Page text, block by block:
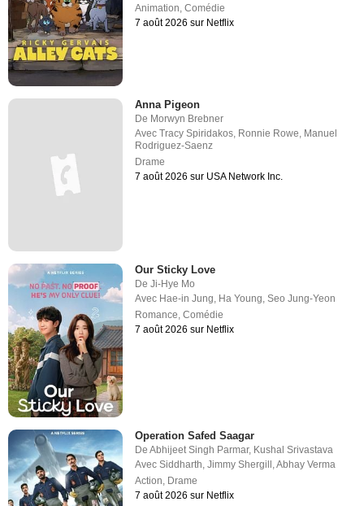
Animation ,Comédie
7 août 2026 sur Netflix
Anna Pigeon
De Morwyn Brebner
AvecTracy Spiridakos, Ronnie Rowe, Manuel
Rodriguez-Saenz
Drame
7 août 2026 sur USA Network Inc.
Our Sticky Love
DeJi-Hye Mo
Avec Hae-in Jung, Ha Young,Seo Jung-Yeon
Romance,Comédie
7 août 2026 sur Netflix
Operation Safed Saagar
DeAbhijeet Singh Parmar, Kushal Srivastava
AvecSiddharth ,Jimmy Shergill ,Abhay Verma
Action Drame
7 août 2026 sur Netflix